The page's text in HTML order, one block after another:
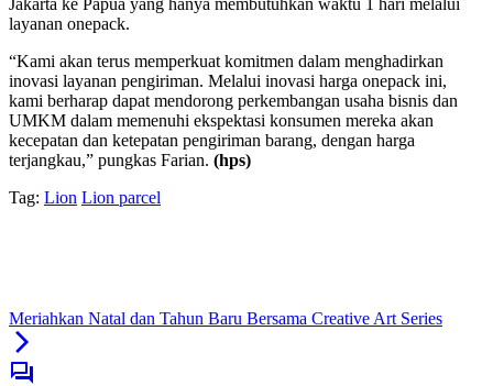
Jakarta ke Papua yang hanya membutuhkan waktu 1 hari melalui
layanan onepack.
“Kami akan terus memperkuat komitmen dalam menghadirkan
inovasi layanan pengiriman. Melalui inovasi harga onepack ini,
kami berharap dapat mendorong perkembangan usaha bisnis dan
UMKM dalam memenuhi ekspektasi konsumen mereka akan
kecepatan dan ketepatan pengiriman barang, dengan harga
terjangkau,” pungkas Farian. (hps)
Tag: Lion Lion parcel
Meriahkan Natal dan Tahun Baru Bersama Creative Art Series